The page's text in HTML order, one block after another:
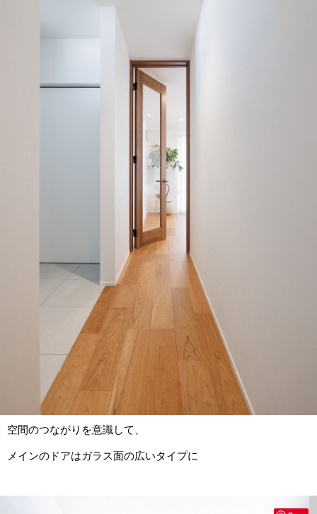
空間のつながりを意識して、
メインのドアはガラス面の広いタイプに